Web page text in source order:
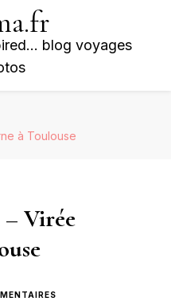
blog voyages
à Toulouse
Virée